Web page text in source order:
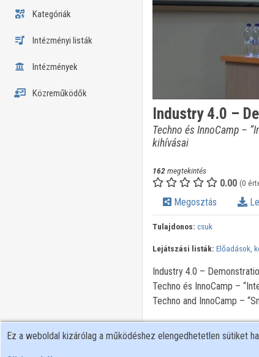
Kategóriák
Intézményi listák
Intézmények
Közreműködők
Industry 4.0 –
Techno és InnoCamp –
kihívásai
162megtekintés
0.00 (0
Megosztás
Tulajdonos: csuk
Lejátszási listák: Előadások,
Industry 4.0 –
Techno és InnoCamp –
Techno and InnoCamp –
Ez a weboldal kizárólag a működéshez elengedhetetlen sütiket